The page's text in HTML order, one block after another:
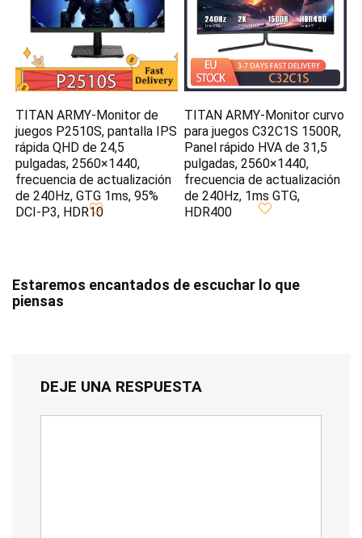
TITAN ARMY-Monitor de
juegos P2510S, pantalla IPS
rápida QHD de 24,5
pulgadas, 2560×1440,
frecuencia de actualización
de 240Hz, GTG 1ms, 95%
DCI-P3, HDR10
TITAN ARMY-Monitor curvo
para juegos C32C1S 1500R,
Panel rápido HVA de 31,5
pulgadas, 2560×1440,
frecuencia de actualización
de 240Hz, 1ms GTG,
HDR400
Estaremos encantados de escuchar lo que
piensas
DEJE UNA RESPUESTA